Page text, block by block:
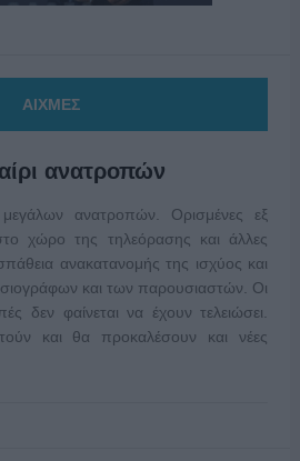
ΑΙΧΜΕΣ
ανατροπών
ανατροπών. Ορισμένες εξ
χώρο της τηλεόρασης και άλλες
ανακατανομής της ισχύος και
και των παρουσιαστών. Οι
δεν φαίνεται να έχουν τελειώσει.
και θα προκαλέσουν και νέες